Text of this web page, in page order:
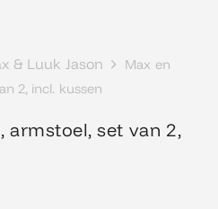
& Luuk Jason
Max en
2, incl. kussen
armstoel, set van 2,